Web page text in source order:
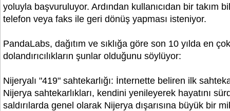
yoluyla başvuruluyor. Ardından kullanıcıdan bir takım
telefon veya faks ile geri dönüş yapması isteniyor.
PandaLabs, dağıtım ve sıklığa göre son 10 yılda en
dolandırıcılıkların şunlar olduğunu söylüyor:
Nijeryalı "419" sahtekarlığı: İnternette beliren ilk
Nijerya sahtekarlıkları, kendini yenileyerek hayatını
saldırılarda genel olarak Nijerya dışarısına büyük bir